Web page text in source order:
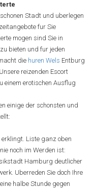
Stadt und uberlegen
fur Sie
mogen sind Sie in
bieten und fur jeden
die huren Wels Entburg
reizenden Escort
einem erotischen Ausflug
einige der schonsten und
Liste ganz oben
noch im Werden ist:
Hamburg deutlicher
Uberreden Sie doch Ihre
halbe Stunde gegen